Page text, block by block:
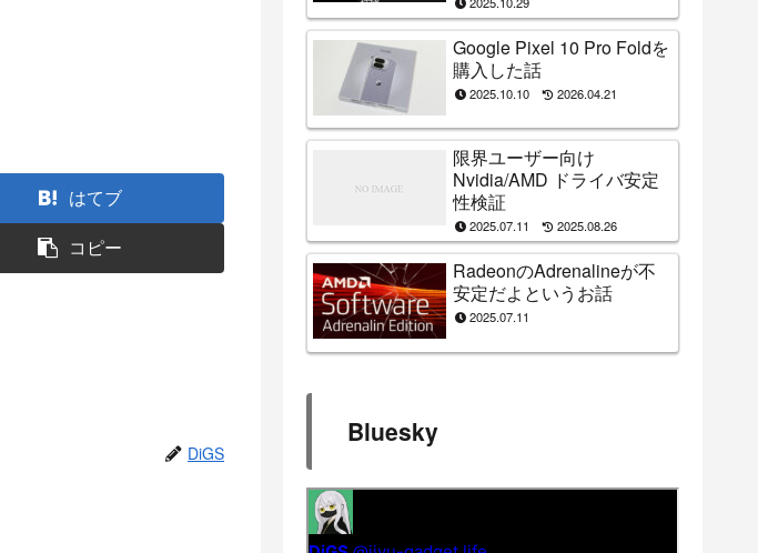
はてブ
コピー
DiGS
Google Pixel 10 Pro Foldを
購入した話
2025.10.10 2026.04.21
限界ユーザー向け
Nvidia/AMD ドライバ安定
性検証
2025.07.11 2025.08.26
RadeonのAdrenalineが不
安定だよというお話
2025.07.11
Bluesky